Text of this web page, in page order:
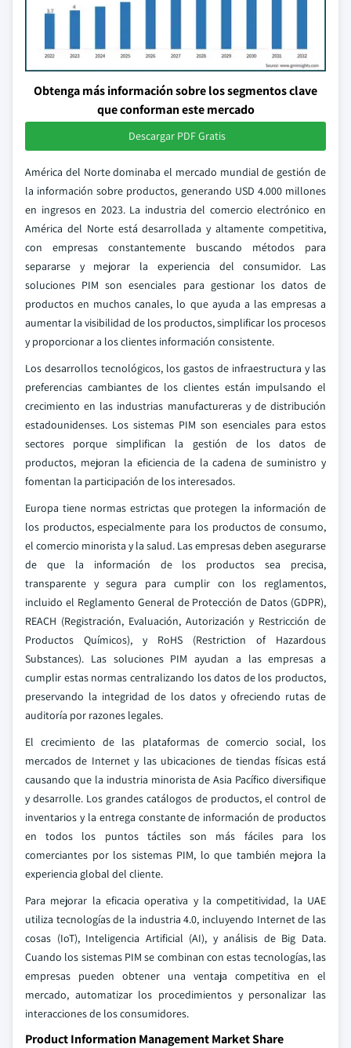
Obtenga más información sobre los segmentos clave
que conforman este mercado
Descargar PDF Gratis
América del Norte dominaba el mercado mundial de gestión de
la información sobre productos, generando USD 4.000 millones
en ingresos en 2023. La industria del comercio electrónico en
América del Norte está desarrollada y altamente competitiva,
con empresas constantemente buscando métodos para
separarse y mejorar la experiencia del consumidor. Las
soluciones PIM son esenciales para gestionar los datos de
productos en muchos canales, lo que ayuda a las empresas a
aumentar la visibilidad de los productos, simplificar los procesos
y proporcionar a los clientes información consistente.
Los desarrollos tecnológicos, los gastos de infraestructura y las
preferencias cambiantes de los clientes están impulsando el
crecimiento en las industrias manufactureras y de distribución
estadounidenses. Los sistemas PIM son esenciales para estos
sectores porque simplifican la gestión de los datos de
productos, mejoran la eficiencia de la cadena de suministro y
fomentan la participación de los interesados.
Europa tiene normas estrictas que protegen la información de
los productos, especialmente para los productos de consumo,
el comercio minorista y la salud. Las empresas deben asegurarse
de que la información de los productos sea precisa,
transparente y segura para cumplir con los reglamentos,
incluido el Reglamento General de Protección de Datos (GDPR),
REACH (Registración, Evaluación, Autorización y Restricción de
Productos Químicos), y RoHS (Restriction of Hazardous
Substances). Las soluciones PIM ayudan a las empresas a
cumplir estas normas centralizando los datos de los productos,
preservando la integridad de los datos y ofreciendo rutas de
auditoría por razones legales.
El crecimiento de las plataformas de comercio social, los
mercados de Internet y las ubicaciones de tiendas físicas está
causando que la industria minorista de Asia Pacífico diversifique
y desarrolle. Los grandes catálogos de productos, el control de
inventarios y la entrega constante de información de productos
en todos los puntos táctiles son más fáciles para los
comerciantes por los sistemas PIM, lo que también mejora la
experiencia global del cliente.
Para mejorar la eficacia operativa y la competitividad, la UAE
utiliza tecnologías de la industria 4.0, incluyendo Internet de las
cosas (IoT), Inteligencia Artificial (AI), y análisis de Big Data.
Cuando los sistemas PIM se combinan con estas tecnologías, las
empresas pueden obtener una ventaja competitiva en el
mercado, automatizar los procedimientos y personalizar las
interacciones de los consumidores.
Product Information Management Market Share